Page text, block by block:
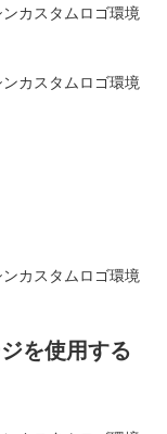
を使用する